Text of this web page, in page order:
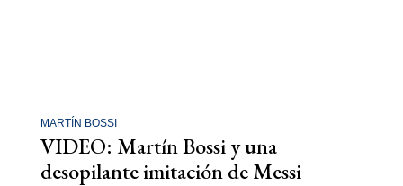
MARTÍN BOSSI
VIDEO: Martín Bossi y una
desopilante imitación de Messi